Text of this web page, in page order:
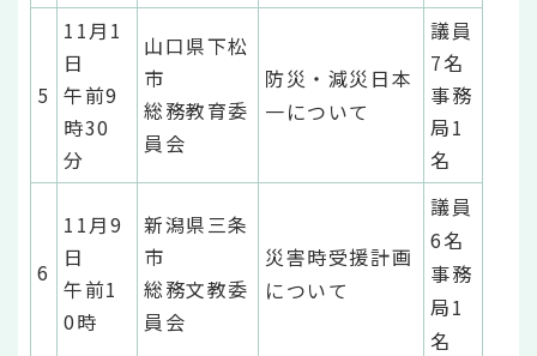
5
11月1
日
午前9
時30
分
山口県下松
市
総務教育委
員会
防災・減災日本
一について
議員
7名
事務
局1
名
6
11月9
日
午前1
0時
新潟県三条
市
総務文教委
員会
災害時受援計画
について
議員
6名
事務
局1
名